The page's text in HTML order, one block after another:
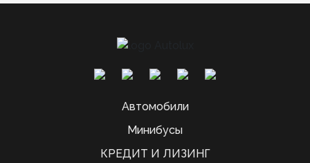
Автомобили
Минибусы
КРЕДИТ И ЛИЗИНГ